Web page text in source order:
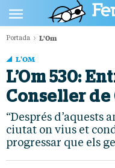
Portada L'Om
L'OM
L’Om 530:
Conseller
“Després d’aquests
ciutat on vius et
progressar que els